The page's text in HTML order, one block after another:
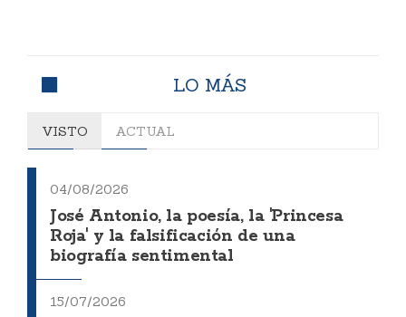
LO MÁS
VISTO ACTUAL
04/08/2026
José Antonio, la poesía, la 'Princesa
Roja' y la falsificación de una
biografía sentimental
15/07/2026